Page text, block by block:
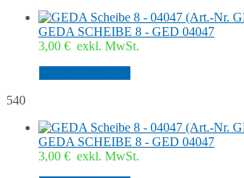
GEDA SCHEIBE 8 - GED 04047
3,00 € exkl. MwSt.
540
GEDA SCHEIBE 8 - GED 04047
3,00 € exkl. MwSt.